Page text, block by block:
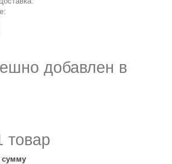
добавлен в
товар
сумму